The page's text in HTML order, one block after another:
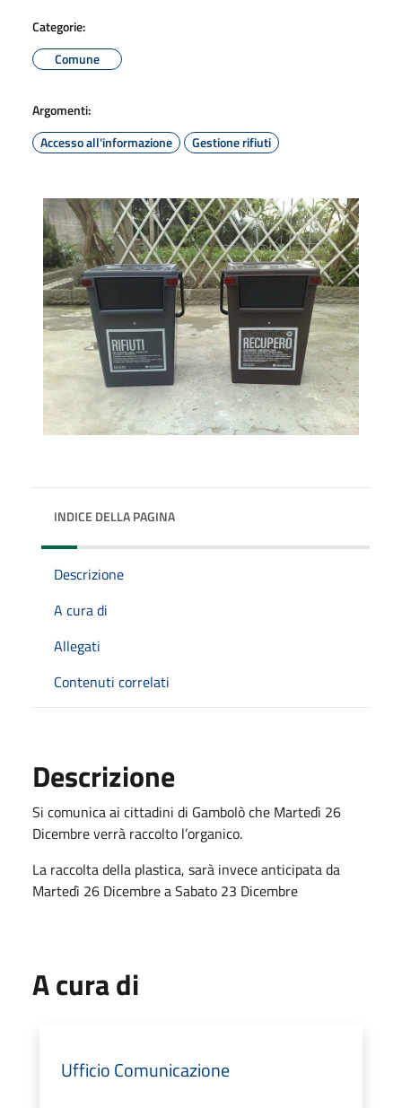
Categorie:
Comune
Argomenti:
Accesso all'informazione
Gestione rifiuti
INDICE DELLA PAGINA
Descrizione
A cura di
Allegati
Contenuti correlati
Descrizione
Si comunica ai cittadini di Gambolò che Martedì 26
Dicembre verrà raccolto l’organico.
La raccolta della plastica, sarà invece anticipata da
Martedì 26 Dicembre a Sabato 23 Dicembre
A cura di
Ufficio Comunicazione